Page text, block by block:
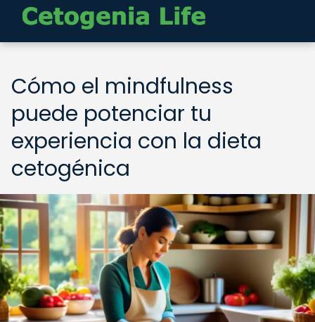
Cómo el mindfulness
puede potenciar tu
experiencia con la dieta
cetogénica